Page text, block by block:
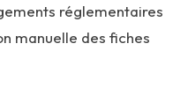
réglementaires
manuelle des fiches